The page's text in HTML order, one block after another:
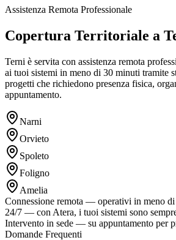
Assistenza Remota Professionale
Copertura Territoriale a
Terni è servita con assistenza remota
ai tuoi sistemi in meno di 30 minuti tramite
progetti che richiedono presenza fisica,
appuntamento.
Narni
Orvieto
Spoleto
Foligno
Amelia
Connessione remota — operativi in meno
24/7 — con Atera, i tuoi sistemi sono
Intervento in sede — su appuntamento per
Domande Frequenti